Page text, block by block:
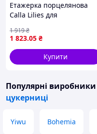
Етажерка порцелянова
Calla Lilies для
_mx
1 823.05 ₴
1 919₴
Купити
Популярні виробники
цукерниці
Yiwu Bohemia